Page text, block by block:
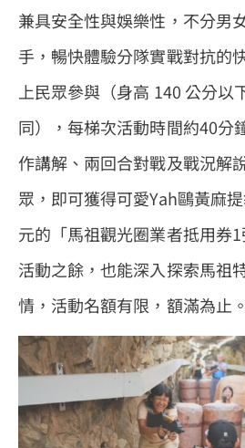
兼具安全性與娛樂性，不分男
手，暢快體驗分隊實戰對抗的
上民眾參與（身高 140 公分以
同），每梯次活動時間約40分
作講解、兩回合對戰及戰況解
眾，即可獲得可愛Yah鷗黃麻
元的「馬祖觀光圈業者抵用券
活動之餘，也能深入探索馬祖
情，活動名額有限，額滿為止。